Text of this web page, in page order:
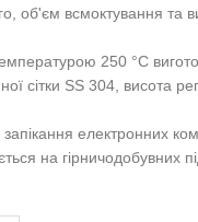
об'єм всмоктування
250 °C
сітки SS 304, висота
електронних
на гірничодобувних